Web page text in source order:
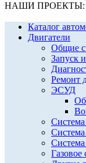
НАШИ ПРОЕКТЫ:
Каталог
Двигатели
Общие
Запуск
Ремонт
ЭСУД
Газовое